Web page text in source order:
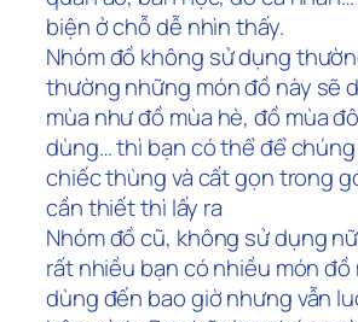
biện ở chỗ dễ nhìn thấy.
Nhóm đồ không sử dụng
thường những món đồ này sẽ
mùa như đồ mùa hè, đồ mùa
dùng… thì bạn có thể để
chiếc thùng và cất gọn trong
cần thiết thì lấy ra
Nhóm đồ cũ, không sử dụng
rất nhiều bạn có nhiều món đồ
dùng đến bao giờ nhưng vẫn